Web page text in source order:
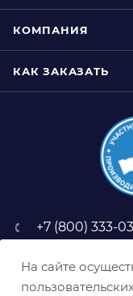
КОМПАНИЯ
КАК ЗАКАЗАТЬ
+7 (800) 333-
На сайте